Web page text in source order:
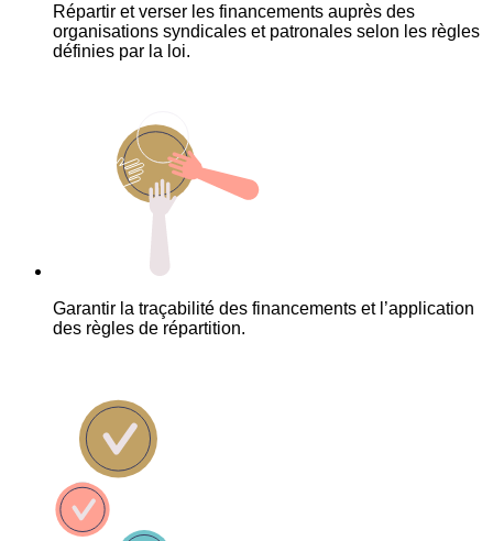
Répartir et verser les financements auprès des
organisations syndicales et patronales selon les règles
définies par la loi.
Garantir la traçabilité des financements et l’application
des règles de répartition.